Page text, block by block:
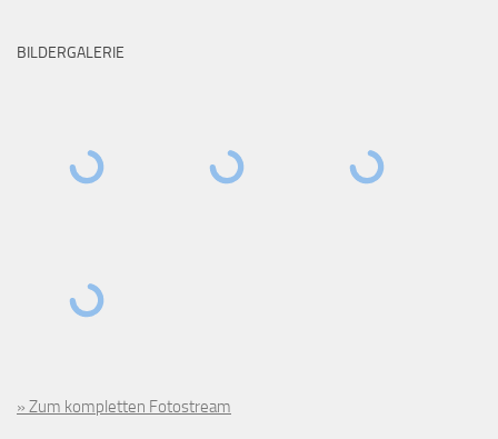
BILDERGALERIE
» Zum kompletten Fotostream